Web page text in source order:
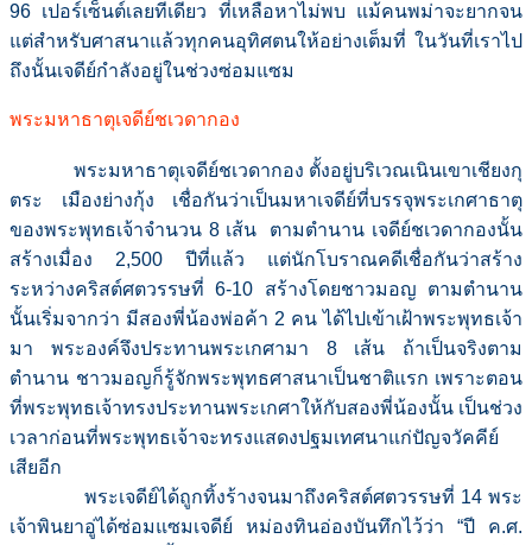
96 เปอร์เซ็นต์เลยทีเดียว ที่เหลือหาไม่พบ แม้คนพม่าจะยากจน
แต่สำหรับศาสนาแล้วทุกคนอุทิศตนให้อย่างเต็มที่ ในวันที่เราไป
ถึงนั้นเจดีย์กำลังอยู่ในช่วงซ่อมแซม
พระมหาธาตุเจดีย์ชเวดากอง
พระมหาธาตุเจดีย์ชเวดากอง ตั้งอยู่บริเวณเนินเขาเชียงกุ
ตระ เมืองย่างกุ้ง เชื่อกันว่าเป็นมหาเจดีย์ที่บรรจุพระเกศาธาตุ
ของพระพุทธเจ้าจำนวน 8 เส้น ตามตำนาน เจดีย์ชเวดากองนั้น
สร้างเมื่อง 2,500 ปีที่แล้ว แต่นักโบราณคดีเชื่อกันว่าสร้าง
ระหว่างคริสต์ศตวรรษที่ 6-10 สร้างโดยชาวมอญ ตามตำนาน
นั้นเริ่มจากว่า มีสองพี่น้องพ่อค้า 2 คน ได้ไปเข้าเฝ้าพระพุทธเจ้า
มา พระองค์จึงประทานพระเกศามา 8 เส้น ถ้าเป็นจริงตาม
ตำนาน ชาวมอญก็รู้จักพระพุทธศาสนาเป็นชาติแรก เพราะตอน
ที่พระพุทธเจ้าทรงประทานพระเกศาให้กับสองพี่น้องนั้น เป็นช่วง
เวลาก่อนที่พระพุทธเจ้าจะทรงแสดงปฐมเทศนาแก่ปัญจวัคคีย์
เสียอีก
พระเจดีย์ได้ถูกทิ้งร้างจนมาถึงคริสต์ศตวรรษที่ 14 พระ
เจ้าพินยาอู่ได้ซ่อมแซมเจดีย์ หม่องทินอ่องบันทึกไว้ว่า “ปี ค.ศ.